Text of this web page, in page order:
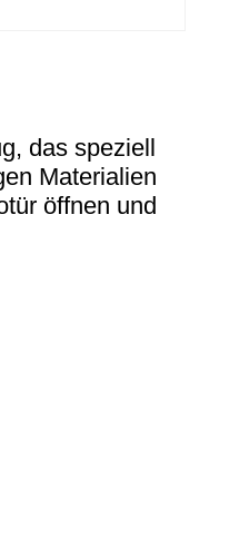
das speziell
Materialien
öffnen und